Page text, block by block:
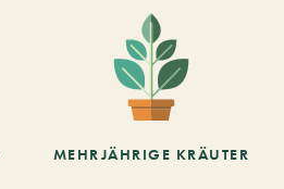
MEHRJÄHRIGE KRÄUTER